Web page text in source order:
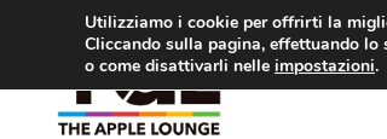
contenuto
Utilizziamo i cookie per offrirti la
Cliccando sulla pagina, effettuando
o come disattivarli nelle impostazioni.